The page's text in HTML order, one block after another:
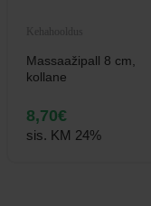
Massaažipall 8 cm,
kollane
8,70€
sis. KM 24%